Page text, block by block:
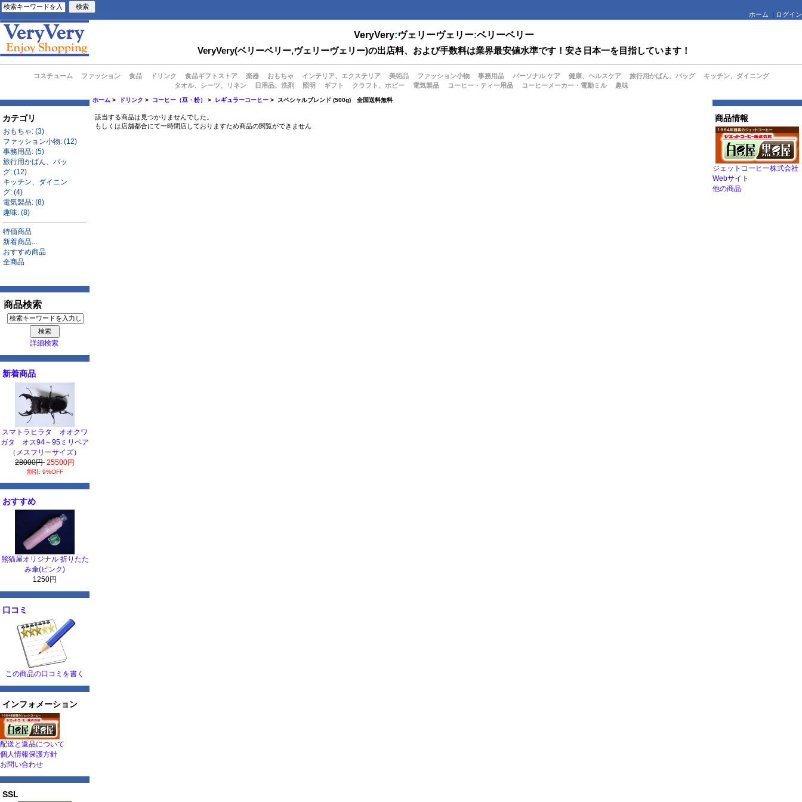
ホーム | ログイン
VeryVery:ヴェリーヴェリー:ベリーベリー
VeryVery(ベリーベリー,ヴェリーヴェリー)の出店料、および手数料は業界最安値水準です！安さ日本一を目指しています！
コスチューム ファッション 食品 ドリンク 食品ギフトストア 楽器 おもちゃ インテリア、エクステリア 美術品 ファッション小物 事務用品 パーソナル ケア 健康、ヘルスケア 旅行用かばん、バッグ
キッチン、ダイニング
タオル、シーツ、リネン
日用品、洗剤 照明 ギフト クラフト、ホビー 電気製品 コーヒー・ティー用品 コーヒーメーカー・電動ミル 趣味
カテゴリ
おもちゃ: (3)
ファッション小物: (12)
事務用品: (5)
旅行用かばん、バッ
グ: (12)
キッチン、ダイニン
グ: (4)
電気製品: (8)
趣味: (8)
特価商品
新着商品...
おすすめ商品
全商品
商品検索
詳細検索
新着商品
スマトラヒラタ オオクワ
ガタ オス94～95ミリペア
（メスフリーサイズ）
28000円 25500円
割引: 9%OFF
おすすめ
熊猫屋オリジナル 折りたた
み傘(ピンク)
1250円
口コミ
この商品の口コミを書く
インフォメーション
配送と返品について
個人情報保護方針
お問い合わせ
SSL
ホーム > ドリンク > コーヒー（豆・粉） > レギュラーコーヒー > スペシャルブレンド (500g) 全国送料無料
該当する商品は見つかりませんでした。
もしくは店舗都合にて一時閉店しておりますため商品の閲覧ができません
商品情報
ジェットコーヒー株式会社
Webサイト
他の商品